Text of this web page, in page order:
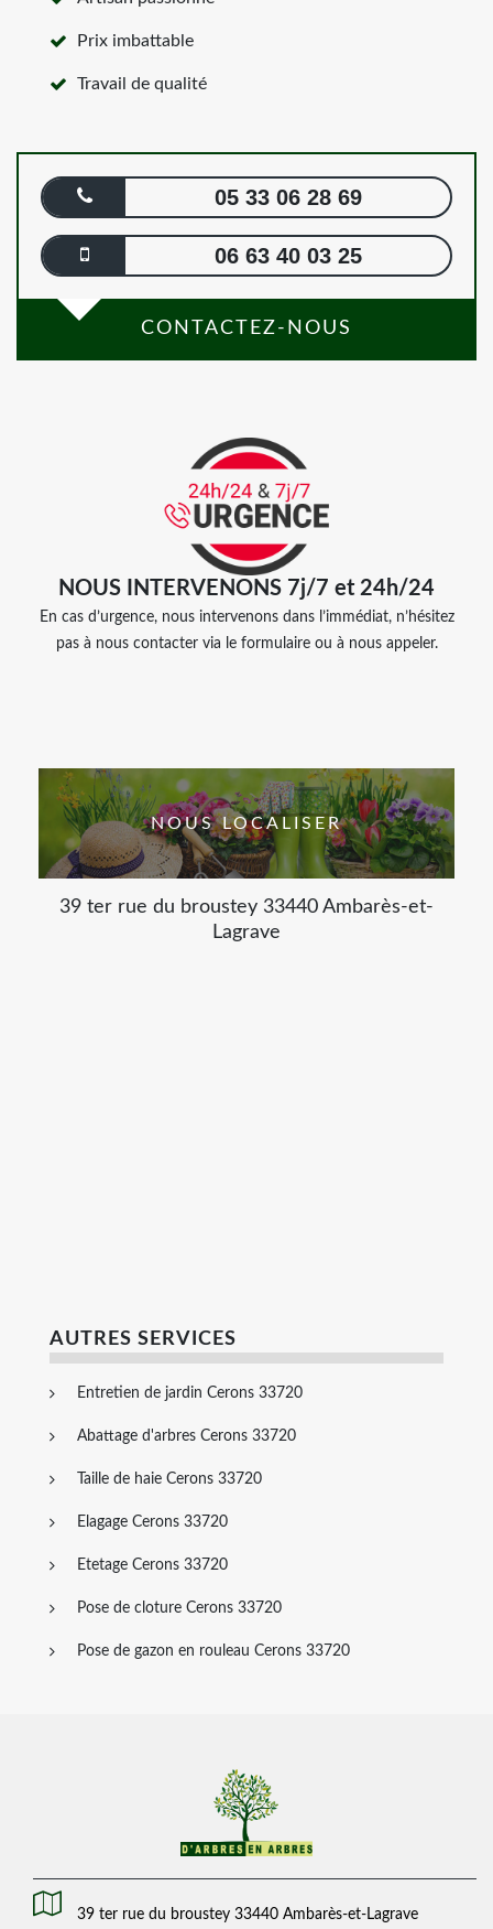
Prix imbattable
Travail de qualité
05 33 06 28 69
06 63 40 03 25
CONTACTEZ-NOUS
NOUS INTERVENONS 7j/7 et 24h/24
En cas d’urgence, nous intervenons dans l’immédiat, n’hésitez
pas à nous contacter via le formulaire ou à nous appeler.
NOUS LOCALISER
39 ter rue du broustey 33440 Ambarès-et-
Lagrave
AUTRES SERVICES
Entretien de jardin Cerons 33720
Abattage d'arbres Cerons 33720
Taille de haie Cerons 33720
Elagage Cerons 33720
Etetage Cerons 33720
Pose de cloture Cerons 33720
Pose de gazon en rouleau Cerons 33720
39 ter rue du broustey 33440 Ambarès-et-Lagrave